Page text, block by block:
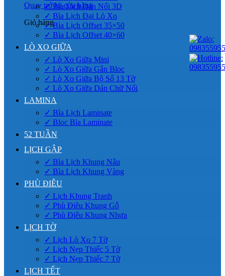
Quay trở lại cửa hàng
Giỏ hàng
✓ Bìa Lịch Dán Nổi 3D
✓ Bìa Lịch Đại Lò Xo
✓ Bìa Lịch Offset 35×50
✓ Bìa Lịch Offset 40×60
LÒ XO GIỮA
✓ Lò Xo Giữa Mini
✓ Lò Xo Giữa Gắn Bloc
✓ Lò Xo Giữa Bộ Số 13 Tờ
✓ Lò Xo Giữa Dán Chữ Nổi
LAMINA
✓ Bìa Lịch Laminate
✓ Bloc Bìa Laminate
52 TUẦN
LỊCH GẬP
✓ Bìa Lịch Khung Nâu
✓ Bìa Lịch Khung Vàng
PHÙ ĐIÊU
✓ Lịch Khung Tranh
✓ Phù Điêu Khung Gỗ
✓ Phù Điêu Khung Nhựa
LỊCH TỜ
✓ Lịch Lò Xo 7 Tờ
✓ Lịch Nẹp Thiếc 5 Tờ
✓ Lịch Nẹp Thiếc 7 Tờ
LỊCH TẾT